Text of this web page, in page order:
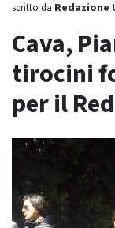
scritto da Redazione
Cava,
tirocini
per il